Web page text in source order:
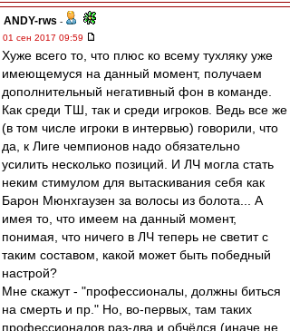
ANDY-rws -
01 сен 2017 09:59
Хуже всего то, что плюс ко всему тухляку уже
имеющемуся на данный момент, получаем
дополнительный негативный фон в команде.
Как среди ТШ, так и среди игроков. Ведь все же
(в том числе игроки в интервью) говорили, что
да, к Лиге чемпионов надо обязательно
усилить несколько позиций. И ЛЧ могла стать
неким стимулом для вытаскивания себя как
Барон Мюнхгаузен за волосы из болота... А
имея то, что имеем на данный момент,
понимая, что ничего в ЛЧ теперь не светит с
таким составом, какой может быть победный
настрой?
Мне скажут - "профессионалы, должны биться
на смерть и пр." Но, во-первых, там таких
профессионалов раз-два и обчёлся (иначе не